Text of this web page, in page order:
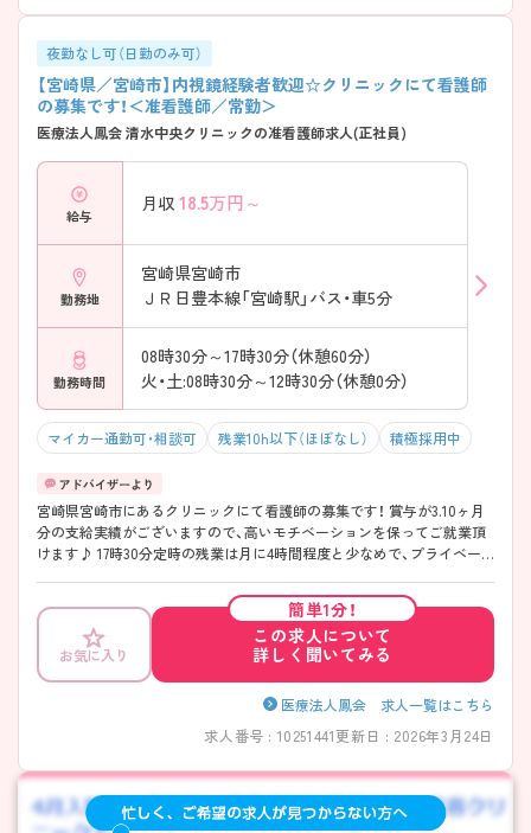
夜勤なし可（日勤のみ可）
【宮崎県／宮崎市】内視鏡経験者歓迎☆クリニックにて看護師
の募集です！＜准看護師／常勤＞
医療法人鳳会 清水中央クリニックの准看護師求人(正社員)
給与
月収 18.5万円～
勤務地
宮崎県宮崎市
ＪＲ日豊本線「宮崎駅」バス・車5分
勤務時間
08時30分～17時30分（休憩60分）
火・土:08時30分～12時30分（休憩0分）
マイカー通勤可・相談可 残業10h以下（ほぼなし） 積極採用中
宮崎県宮崎市にあるクリニックにて看護師の募集です！ 賞与が3.10ヶ月
分の支給実績がございますので、高いモチベーションを保ってご就業頂
けます♪ 17時30分定時の残業は月に4時間程度と少なめで、プライベー
イントなど、さらに詳細をお話しいたしますのでお気軽にご相談くださ
い！
お気に入り
簡単1分！
この求人について
詳しく聞いてみる
医療法人鳳会 求人一覧はこちら
求人番号 : 10251441更新日 : 2026年3月24日